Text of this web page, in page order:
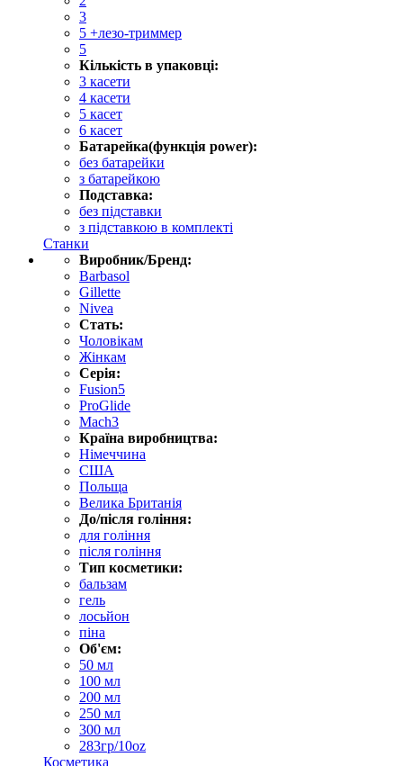
3
5 +лезо-триммер
5
Кількість в упаковці:
3 касети
4 касети
5 касет
6 касет
Батарейка(функція power):
без батарейки
з батарейкою
Подставка:
без підставки
з підставкою в комплекті
Станки
Виробник/Бренд:
Barbasol
Gillette
Nivea
Стать:
Чоловікам
Жінкам
Серія:
Fusion5
ProGlide
Mach3
Країна виробництва:
Німеччина
США
Польща
Велика Британія
До/після гоління:
для гоління
після гоління
Тип косметики:
бальзам
гель
лосьйон
піна
Об'єм:
50 мл
100 мл
200 мл
250 мл
300 мл
283гр/10oz
Косметика